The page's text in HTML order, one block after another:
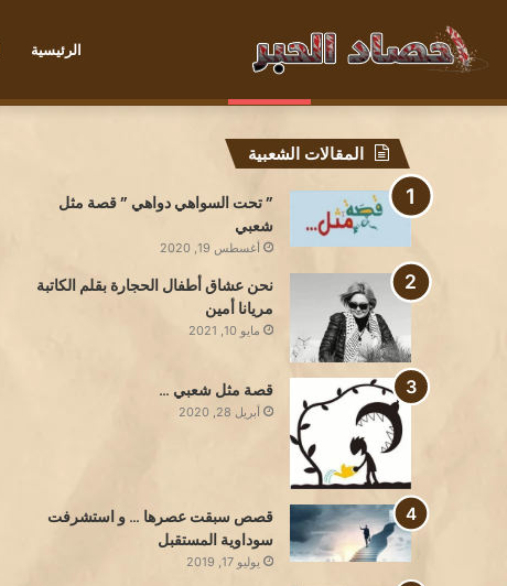
الرئيسية
المقالات الشعبية
” تحت السواهي دواهي ” قصة مثل
شعبي
أغسطس 19, 2020
نحن عشاق أطفال الحجارة بقلم الكاتبة
مريانا أمين
مايو 10, 2021
قصة مثل شعبي …
أبريل 28, 2020
قصص سبقت عصرها … و استشرفت
سوداوية المستقبل
يوليو 17, 2019